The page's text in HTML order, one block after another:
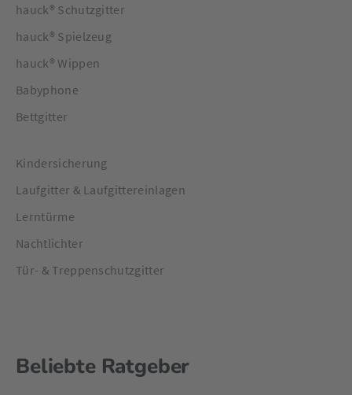
hauck® Schutzgitter
hauck® Spielzeug
hauck® Wippen
Babyphone
Bettgitter
Kindersicherung
Laufgitter & Laufgittereinlagen
Lerntürme
Nachtlichter
Tür- & Treppenschutzgitter
Beliebte Ratgeber